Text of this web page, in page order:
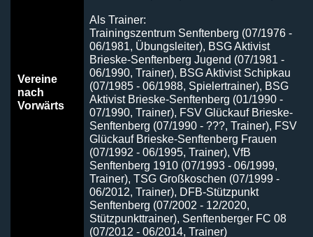
Vereine
nach
Vorwärts
Als Trainer:
Trainingszentrum Senftenberg (07/1976 -
06/1981, Übungsleiter), BSG Aktivist
Brieske-Senftenberg Jugend (07/1981 -
06/1990, Trainer), BSG Aktivist Schipkau
(07/1985 - 06/1988, Spielertrainer), BSG
Aktivist Brieske-Senftenberg (01/1990 -
07/1990, Trainer), FSV Glückauf Brieske-
Senftenberg (07/1990 - ???, Trainer), FSV
Glückauf Brieske-Senftenberg Frauen
(07/1992 - 06/1995, Trainer), VfB
Senftenberg 1910 (07/1993 - 06/1999,
Trainer), TSG Großkoschen (07/1999 -
06/2012, Trainer), DFB-Stützpunkt
Senftenberg (07/2002 - 12/2020,
Stützpunkttrainer), Senftenberger FC 08
(07/2012 - 06/2014, Trainer)